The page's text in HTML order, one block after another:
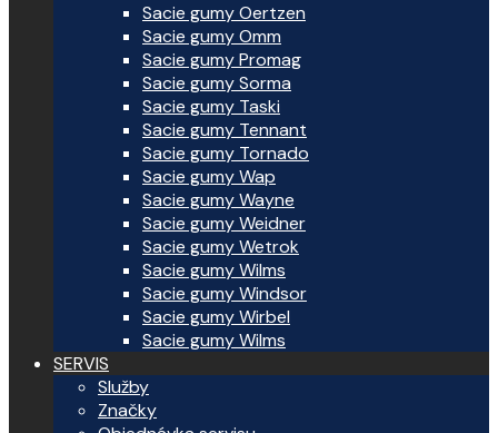
Sacie gumy Oertzen
Sacie gumy Omm
Sacie gumy Promag
Sacie gumy Sorma
Sacie gumy Taski
Sacie gumy Tennant
Sacie gumy Tornado
Sacie gumy Wap
Sacie gumy Wayne
Sacie gumy Weidner
Sacie gumy Wetrok
Sacie gumy Wilms
Sacie gumy Windsor
Sacie gumy Wirbel
Sacie gumy Wilms
SERVIS
Služby
Značky